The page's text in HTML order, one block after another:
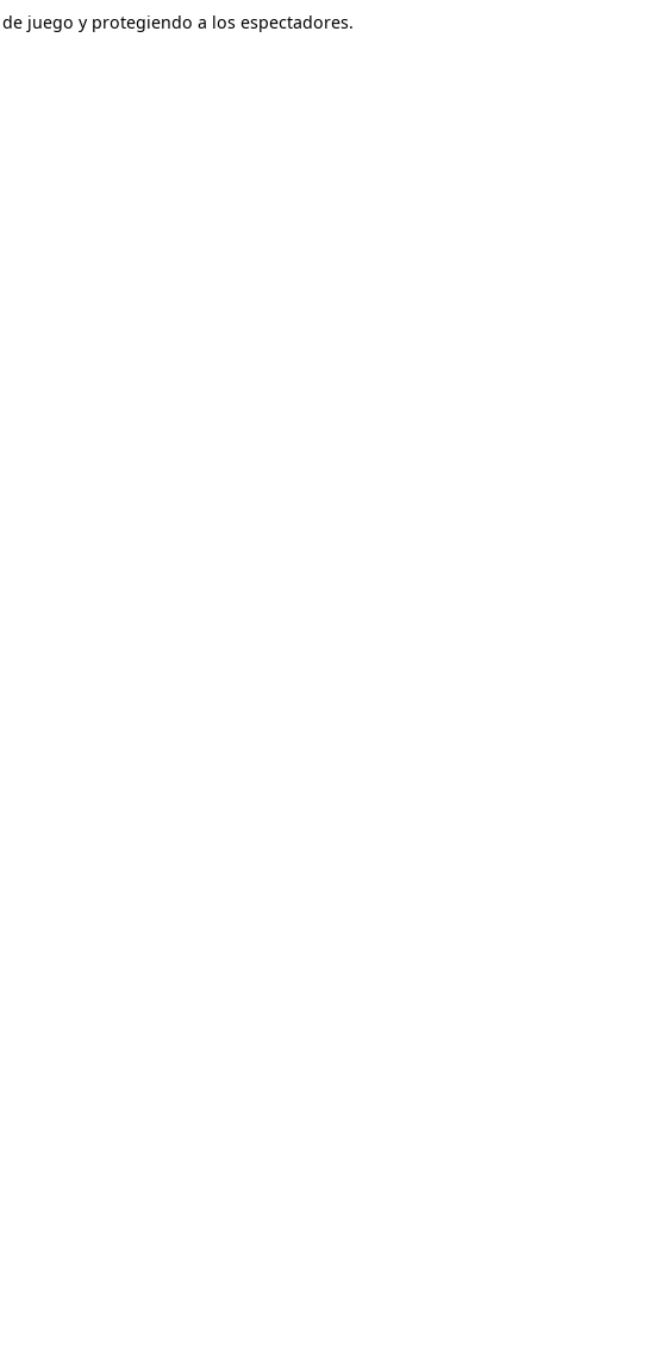
juego y protegiendo a los espectadores.